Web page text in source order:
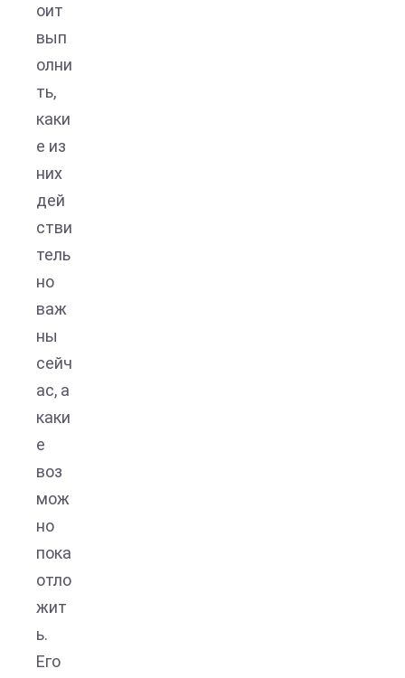
оит
вып
олни
ть,
каки
е из
них
дей
стви
тель
но
важ
ны
сейч
ас, а
каки
е
воз
мож
но
пока
отло
жит
ь.
Его